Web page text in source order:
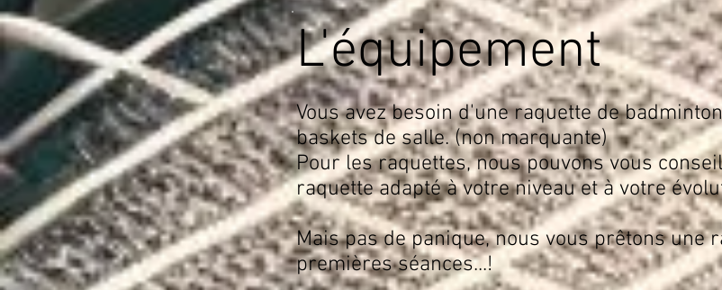
L'équipement
Vous avez besoin d'une raquette de
baskets de salle. (non marquante)
Pour les raquettes, nous pouvons vous
raquette adapté à votre niveau et à votre
Mais pas de panique, nous vous prêtons une
premières séances...!